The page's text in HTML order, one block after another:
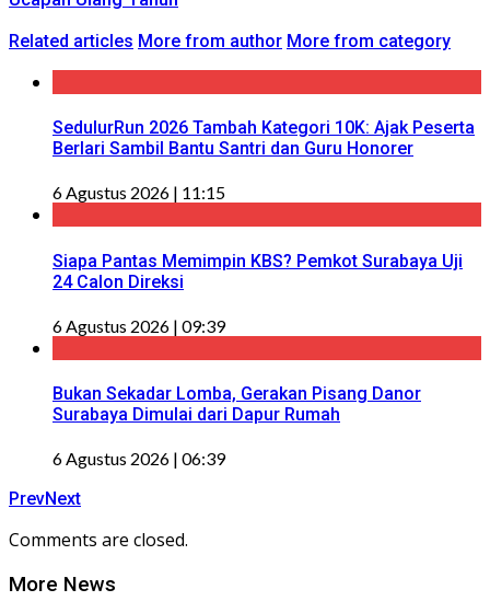
Related articles More from author More from category
SedulurRun 2026 Tambah Kategori 10K: Ajak Peserta
Berlari Sambil Bantu Santri dan Guru Honorer
6 Agustus 2026 | 11:15
Siapa Pantas Memimpin KBS? Pemkot Surabaya Uji
24 Calon Direksi
6 Agustus 2026 | 09:39
Bukan Sekadar Lomba, Gerakan Pisang Danor
Surabaya Dimulai dari Dapur Rumah
6 Agustus 2026 | 06:39
PrevNext
Comments are closed.
More News